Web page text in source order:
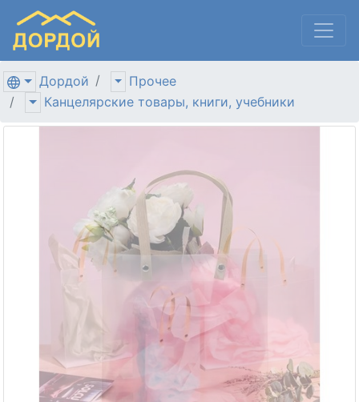
Дордой
Прочее
Канцелярские товары, книги, учебники